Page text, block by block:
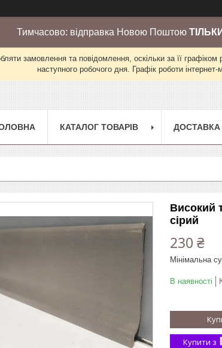
Тимчасово: відправка Новою Поштою
замовлення та повідомлення, оскільки за її
наступного робочого дня. Графік роботи
КАТАЛОГ ТОВАРІВ ДОСТАВКА
Високий
сірий
230 ₴
Мінімальна
В наявності
Купити з